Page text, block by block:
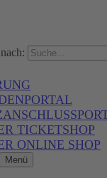
TICKETSHOP
ONLINE SHOP
Menü